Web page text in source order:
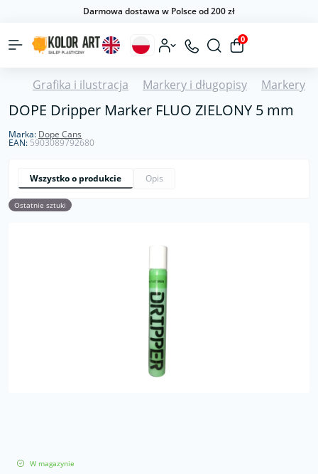
Darmowa dostawa w Polsce od 200 zł
0
Grafika i ilustracja Markery i długopisy Markery
DOPE Dripper Marker FLUO ZIELONY 5 mm
Marka: Dope Cans
EAN: 5903089792680
Wszystko o produkcie Opis
Ostatnie sztuki
W magazynie